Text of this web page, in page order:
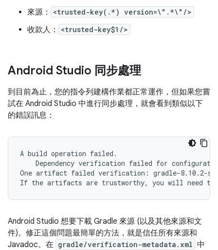
來源：
<trusted-key(.*) version=\".*\"/>
收款人： <trusted-key$1/>
Android Studio 同步處理
到目前為止，您的指令列建構作業都正常運作，但如果您嘗
試在 Android Studio 中進行同步處理，就會看到類似以下
的錯誤訊息：
A build operation failed.
Dependency verification failed for
One artifact failed verification: gradle-8.10.2-
Android Studio 想要下載 Gradle 來源 (以及其他來源和文
件)。修正這個問題最簡單的方法，就是信任所有來源和
Javadoc。在 gradle/verification-metadata.xml 中